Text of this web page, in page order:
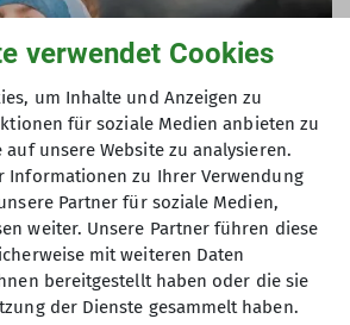
verwendet Cookies
um Inhalte und Anzeigen zu
für soziale Medien anbieten zu
unsere Website zu analysieren.
Informationen zu Ihrer Verwendung
Partner für soziale Medien,
weiter. Unsere Partner führen diese
mit weiteren Daten
bereitgestellt haben oder die sie
der Dienste gesammelt haben.